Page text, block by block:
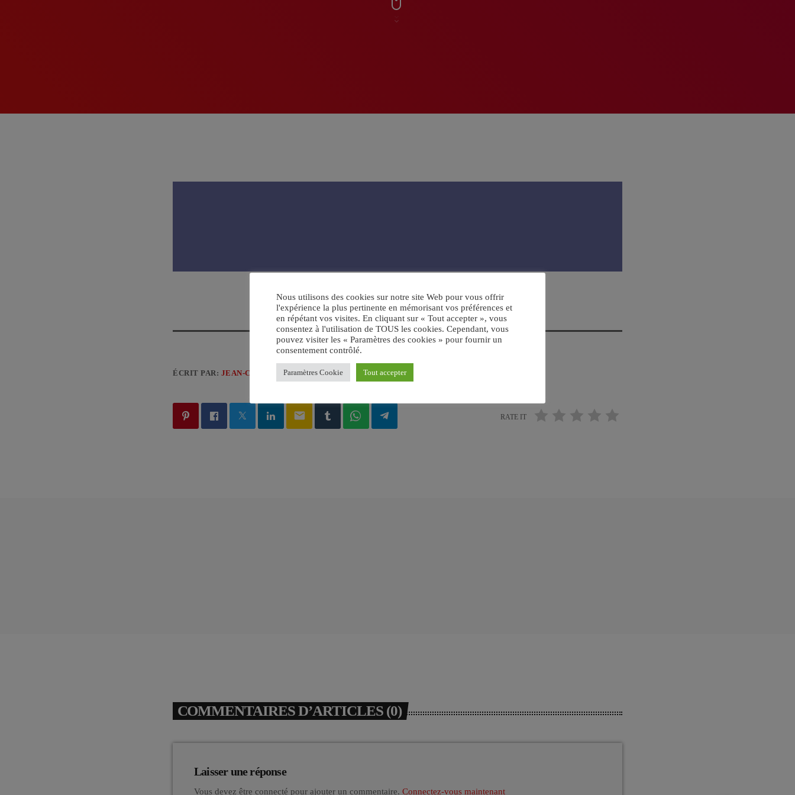
ÉCRIT PAR: JEAN-CLAUDE
email RATE IT
COMMENTAIRES D’ARTICLES (0)
Laisser une réponse
Vous devez être connecté pour ajouter un commentaire. Connectez-vous maintenant
Nous utilisons des cookies sur notre site Web pour vous offrir
l'expérience la plus pertinente en mémorisant vos préférences et
en répétant vos visites. En cliquant sur « Tout accepter », vous
consentez à l'utilisation de TOUS les cookies. Cependant, vous
pouvez visiter les « Paramètres des cookies » pour fournir un
consentement contrôlé.
Paramètres Cookie Tout accepter